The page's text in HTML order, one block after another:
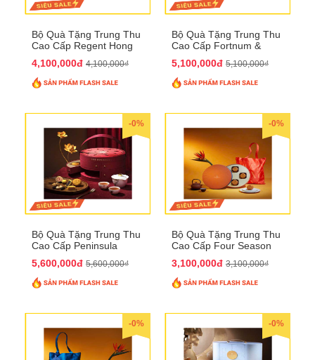
Bộ Quà Tặng Trung Thu
Cao Cấp Regent Hong
4,100,000đ 4,100,000₫
Bộ Quà Tặng Trung Thu
Cao Cấp Fortnum &
5,100,000đ 5,100,000₫
-0%
Bộ Quà Tặng Trung Thu
Cao Cấp Peninsula
5,600,000đ 5,600,000₫
-0%
Bộ Quà Tặng Trung Thu
Cao Cấp Four Season
3,100,000đ 3,100,000₫
-0% -0%